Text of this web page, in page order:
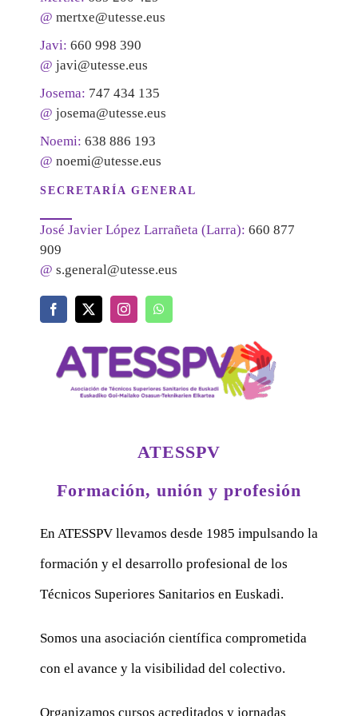
@ mertxe@utesse.eus
Javi: 660 998 390
@ javi@utesse.eus
Josema: 747 434 135
@ josema@utesse.eus
Noemi: 638 886 193
@ noemi@utesse.eus
SECRETARÍA GENERAL
José Javier López Larrañeta (Larra): 660 877
909
@ s.general@utesse.eus
ATESSPV
Formación, unión y profesión
En ATESSPV llevamos desde 1985 impulsando la
formación y el desarrollo profesional de los
Técnicos Superiores Sanitarios en Euskadi.
Somos una asociación científica comprometida
con el avance y la visibilidad del colectivo.
Organizamos cursos acreditados y jornadas